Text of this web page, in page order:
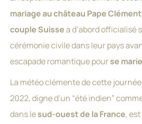
mariage au château Pape Clément
couple Suissea d’abord officialisé
cérémonie civile dans leur pays
escapade romantique pourse
La météo clémente de cette
2022, digne d’un “été indien”
dans lesud-ouest de la France,